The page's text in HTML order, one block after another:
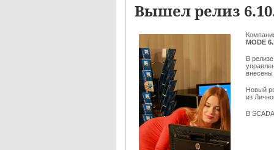
Вышел релиз
MODE
В
внесены
Новый
из
В